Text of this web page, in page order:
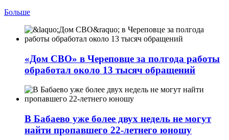
Больше
«Дом СВО» в Череповце за полгода работы
обработал около 13 тысяч обращений
В Бабаево уже более двух недель не могут
найти пропавшего 22-летнего юношу